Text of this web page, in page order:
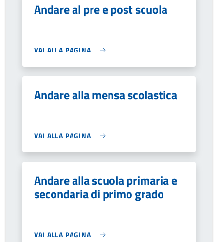
Andare al pre e post scuola
VAI ALLA PAGINA
Andare alla mensa scolastica
VAI ALLA PAGINA
Andare alla scuola primaria e
secondaria di primo grado
VAI ALLA PAGINA